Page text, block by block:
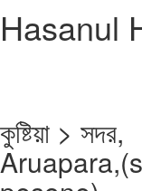
Hasanul
কুষ্টিয়া >